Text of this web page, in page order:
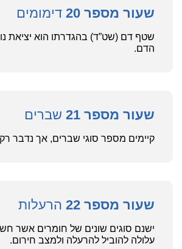
שעור מספר 20 דימומים
שטף דם (שט”ד) בהגדרתו הוא יציאת
הדם.
שעור מספר 21 שברים
קיימים מספר סוגי שברים, אך נדבר
שעור מספר 22 הרעלות
ישנם סוגים שונים של חומרים אשר
עלולה להוביל להרעלה ולמצב חירום.